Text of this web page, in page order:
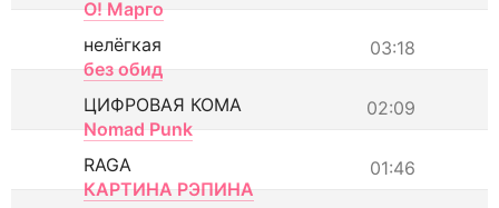
О! Марго
03:18
нелёгкая
без обид
02:09
ЦИФРОВАЯ КОМА
Nomad Punk
01:46
RAGA
КАРТИНА РЭПИНА